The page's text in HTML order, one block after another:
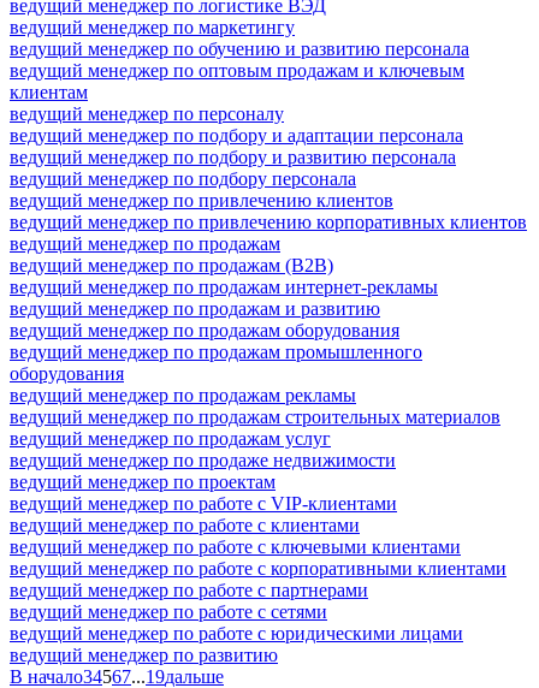
ведущий менеджер по логистике ВЭД
ведущий менеджер по маркетингу
ведущий менеджер по обучению и развитию персонала
ведущий менеджер по оптовым продажам и ключевым
клиентам
ведущий менеджер по персоналу
ведущий менеджер по подбору и адаптации персонала
ведущий менеджер по подбору и развитию персонала
ведущий менеджер по подбору персонала
ведущий менеджер по привлечению клиентов
ведущий менеджер по привлечению корпоративных клиентов
ведущий менеджер по продажам
ведущий менеджер по продажам (B2B)
ведущий менеджер по продажам интернет-рекламы
ведущий менеджер по продажам и развитию
ведущий менеджер по продажам оборудования
ведущий менеджер по продажам промышленного
оборудования
ведущий менеджер по продажам рекламы
ведущий менеджер по продажам строительных материалов
ведущий менеджер по продажам услуг
ведущий менеджер по продаже недвижимости
ведущий менеджер по проектам
ведущий менеджер по работе с VIP-клиентами
ведущий менеджер по работе с клиентами
ведущий менеджер по работе с ключевыми клиентами
ведущий менеджер по работе с корпоративными клиентами
ведущий менеджер по работе с партнерами
ведущий менеджер по работе с сетями
ведущий менеджер по работе с юридическими лицами
ведущий менеджер по развитию
В начало34567...19дальше